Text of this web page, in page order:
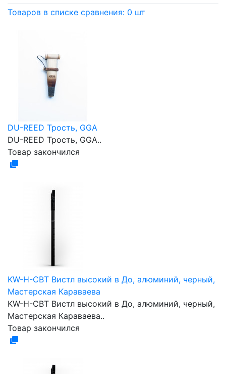
Товаров в списке сравнения: 0 шт
DU-REED Трость, GGA
DU-REED Трость, GGA..
Товар закончился
KW-H-CBT Вистл высокий в До, алюминий, черный,
Мастерская Караваева
KW-H-CBT Вистл высокий в До, алюминий, черный,
Мастерская Караваева..
Товар закончился